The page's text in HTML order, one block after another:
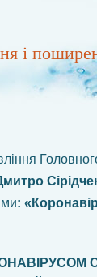
і
: